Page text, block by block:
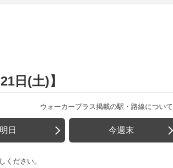
日(土)】
ウォーカープラス掲載の駅・路線について
明日 今週末
ください。